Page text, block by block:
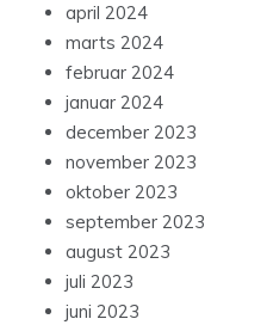
april 2024
marts 2024
februar 2024
januar 2024
december 2023
november 2023
oktober 2023
september 2023
august 2023
juli 2023
juni 2023